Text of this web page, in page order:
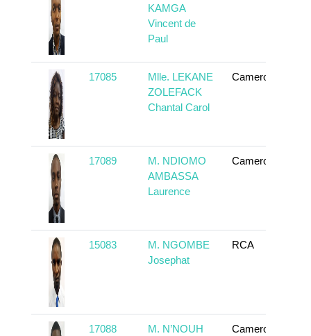
KAMGA
Vincent de
Paul
17085
Mlle. LEKANE
ZOLEFACK
Chantal Carol
Cameroun
17089
M. NDIOMO
AMBASSA
Laurence
Cameroun
15083
M. NGOMBE
Josephat
RCA
17088
M. N’NOUH
Cameroun